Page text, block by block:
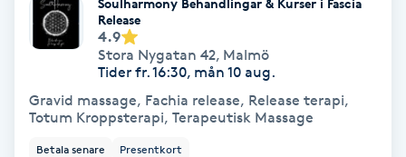
Fransrengöring
Frekvensterapi
Friskvård
Release
4.9
Stora Nygatan 42, Malmö
Tider fr. 16:30, mån 10 aug.
Gravid massage, Fachia release, Release terapi,
Totum Kroppsterapi, Terapeutisk Massage
Betala senare Presentkort